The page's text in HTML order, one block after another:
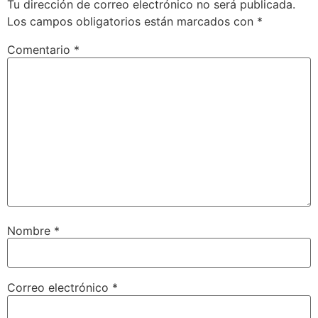
Tu dirección de correo electrónico no será publicada.
Los campos obligatorios están marcados con *
Comentario *
Nombre *
Correo electrónico *